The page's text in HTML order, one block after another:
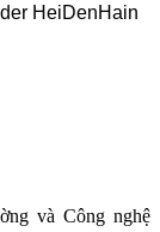
HeiDenHain
và Công nghệ